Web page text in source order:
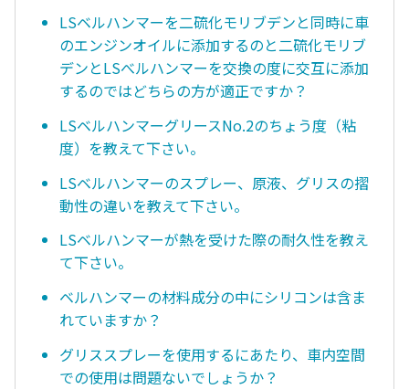
LSベルハンマーを二硫化モリブデンと同時に車
のエンジンオイルに添加するのと二硫化モリブ
デンとLSべルハンマーを交換の度に交互に添加
するのではどちらの方が適正ですか？
LSベルハンマーグリースNo.2のちょう度（粘
度）を教えて下さい。
LSベルハンマーのスプレー、原液、グリスの摺
動性の違いを教えて下さい。
LSベルハンマーが熱を受けた際の耐久性を教え
て下さい。
ベルハンマーの材料成分の中にシリコンは含ま
れていますか？
グリススプレーを使用するにあたり、車内空間
での使用は問題ないでしょうか？